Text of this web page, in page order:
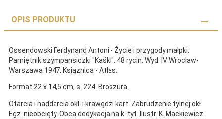
OPIS PRODUKTU
Ossendowski Ferdynand Antoni - Życie i przygody małpki.
Pamiętnik szympansiczki "Kaśki". 48 rycin. Wyd. IV. Wrocław-
Warszawa 1947. Książnica - Atlas.
Format 22 x 14,5 cm, s. 224. Broszura.
Otarcia i naddarcia okł. i krawędzi kart. Zabrudzenie tylnej okł.
Egz. nieobcięty. Obca dedykacja na k. tyt. Ilustr. K. Mackiewicz.